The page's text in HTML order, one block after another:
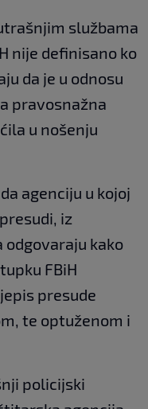
službama
nije definisano ko
da je u odnosu
pravosnažna
u nošenju
agenciju u kojoj
iz
odgovaraju kako
FBiH
presude
te optuženom i
policijski